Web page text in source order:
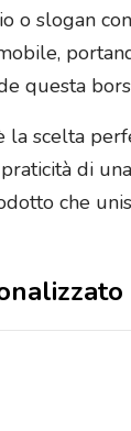
o slogan
questa
scelta
di
che